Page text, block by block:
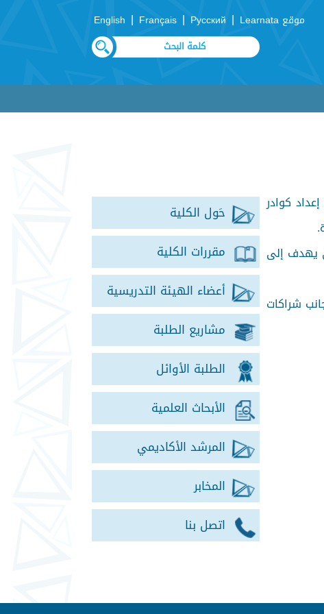
موقع Learnata |
Русский
|
Français
|
English
حَول الكلية
مقررات الكلية
أعضاء الهيئة التدريسية
مشاريع الطلبة
الطلبة الأوائل
الأبحاث العلمية
المرشد الأكاديمي
المخابر
اتصل بنا
كوادر
يهدف إلى
شراكات